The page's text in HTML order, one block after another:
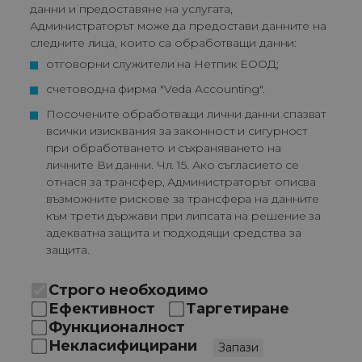
данни и предоставяне на услугата,
Администраторът може да предостави данните на
следните лица, които са обработващи данни:
отговорни служители на Нетпик ЕООД;
счетоводна фирма "Veda Accounting".
Посочените обработващи лични данни спазват
всички изисквания за законност и сигурност
при обработването и съхраняването на
личните Ви данни. Чл. 15. Ако съгласието се
отнася за трансфер, Администраторът описва
възможните рискове за трансфера на данните
към трети държави при липсата на решение за
адекватна защита и подходящи средства за
защита.
Строго необходимо
Ефективност
Таргетиране
Функционалност
Некласифицирани
Запази